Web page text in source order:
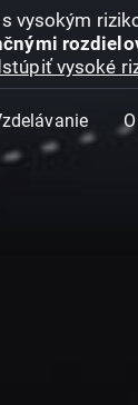
vysokým
vysoké